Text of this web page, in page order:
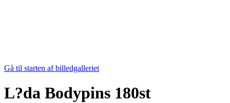
Gå til starten af billedgalleriet
L?da Bodypins 180st